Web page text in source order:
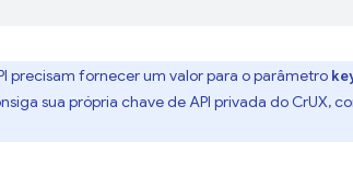
precisam fornecer um valor para o parâmetro
sua própria chave de API privada do CrUX,